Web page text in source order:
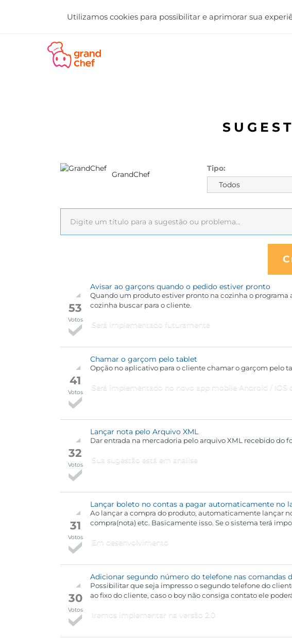
Utilizamos cookies para possibilitar e aprimorar sua
GrandChef
Tipo:
53
Votos
Avisar ao garçons quando o pedido estiver pronto
Quando um produto estiver pronto na cozinha o
cozinha buscar para o cliente.
Será implementado futuramente
41
Votos
Chamar o garçom pelo tablet
Opção no aplicativo para o cliente chamar o garçom pelo
Será implementado no novo app mobile Android / IOS
32
Votos
Lançar nota pelo Arquivo XML
Dar entrada na mercadoria pelo arquivo XML recebido do
Sua sugestão está em analise
31
Votos
Lançar boleto no contas a pagar automaticamente no
Ao lançar a compra do produto, automaticamente lançar
compra(nota) etc. Basicamente isso. Se o sistema terá importação da nota por XML, poderia também importar a forma de pagamento (Que
lançamento.
Em desenvolvimento
30
Votos
Adicionar segundo número do telefone nas comandas
Possibilitar que seja impresso o segundo telefone do
ao fixo do cliente, caso o boy não consiga contato ele
Iremos implementar na versão 2.0